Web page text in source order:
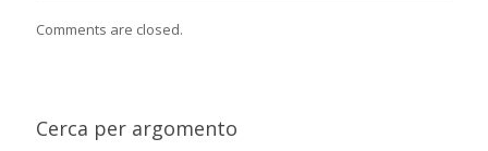
Comments are closed.
Cerca per argomento